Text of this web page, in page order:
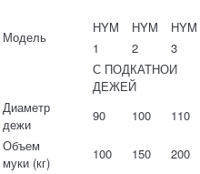
Модель
HYM HYM HYM
1
2 3
С ПОДКАТНОИ
ДЕЖЕЙ
Диаметр
дежи
90 100 110
Объем
муки (кг)
100 150 200